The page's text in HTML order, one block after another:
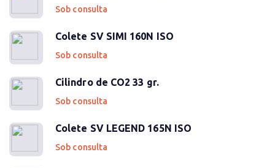
Sob consulta
Colete SV SIMI 160N ISO
Sob consulta
Cilindro de CO2 33 gr.
Sob consulta
Colete SV LEGEND 165N ISO
Sob consulta